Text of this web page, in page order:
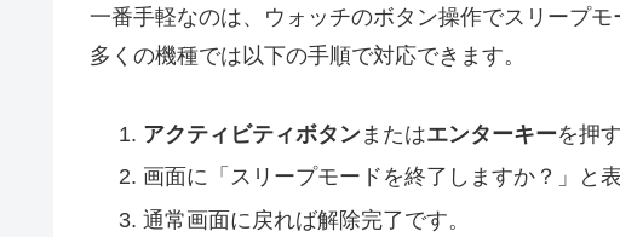
一番手軽なのは、ウォッチのボタン操作でスリープモ
多くの機種では以下の手順で対応できます。
アクティビティボタンまたはエンターキーを押す
画面に「スリープモードを終了しますか？」と
通常画面に戻れば解除完了です。